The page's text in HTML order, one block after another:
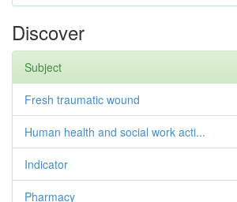
Discover
Subject
Fresh traumatic wound
Human health and social work acti...
Indicator
Pharmacy